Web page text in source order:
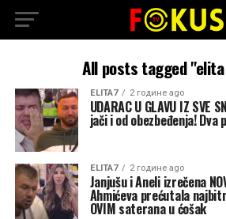
All posts tagged
ELITA7 2 године ago
UDARAC U GLAVU IZ SVE
jači i od obezbeđenja! Dva
ELITA7 2 године ago
Janjušu i Aneli izrečena
Ahmićeva prećutala
OVIM saterana u ćošak